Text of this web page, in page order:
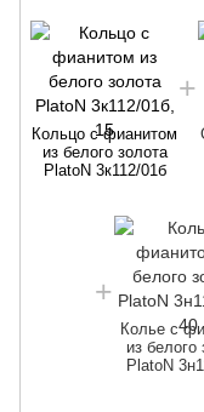
Кольцо с фианитом
из белого золота
PlatoN 3к112/01б
Колье с
из белого
PlatoN